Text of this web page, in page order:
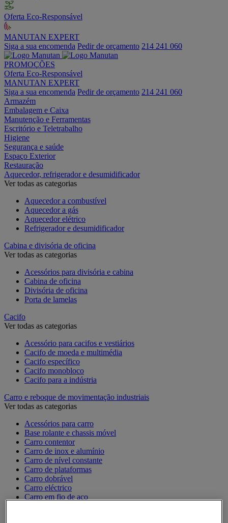
Oferta Eco-Responsável
MANUTAN EXPERT
Siga a sua encomenda Pedir de orçamento 214 241 060
PROMOÇÕES
Oferta Eco-Responsável
MANUTAN EXPERT
Siga a sua encomenda Pedir de orçamento 214 241 060
Armazém
Embalagem e Caixa
Manutenção e Ferramentas
Escritório e Teletrabalho
Higiene
Segurança e saúde
Espaço Exterior
Restauração
Aquecedor, refrigerador e desumidificador
Ver todas as categorias
Aquecedor a combustível
Aquecedor a gás
Aquecedor elétrico
Refrigerador e desumidificador
Cabina e divisória de oficina
Ver todas as categorias
Acessórios para divisória e cabina
Cabina de oficina
Divisória de oficina
Porta de lamelas
Cacifo
Ver todas as categorias
Acessório para cacifos e vestiários
Cacifo de moeda e multimédia
Cacifo específico
Cacifo monobloco
Cacifo para a indústria
Carro e reboque de movimentação industriais
Ver todas as categorias
Acessórios para carro
Base rolante e chassis móvel
Carro contentor
Carro de inox e alumínio
Carro de nível constante
Carro de plataformas
Carro dobrável
Carro eléctrico
Carro em fio de aço